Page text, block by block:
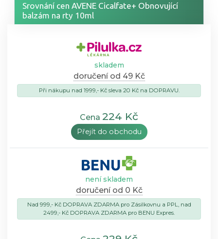
Srovnání cen AVENE Cicalfate+ Obnovující
balzám na rty 10ml
skladem
doručení od 49 Kč
Při nákupu nad 1999,- Kč sleva 20 Kč na DOPRAVU.
Cena 224 Kč
Přejít do obchodu
není skladem
doručení od 0 Kč
Nad 999,- Kč DOPRAVA ZDARMA pro Zásilkovnu a PPL, nad
2499,- Kč DOPRAVA ZDARMA pro BENU Expres.